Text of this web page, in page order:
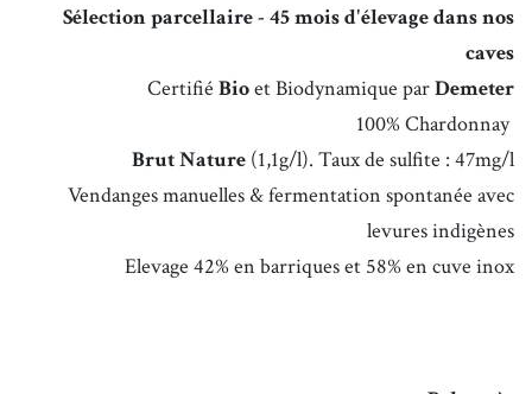
Sélection parcellaire - 45 mois d'élevage dans nos
caves
Certifié Bioet Biodynamique parDemeter
100% Chardonnay
Brut Nature (1,1g/l). Taux de sulfite : 47mg/l
Vendanges manuelles & fermentation spontanée avec
levures indigènes
Elevage 42% en barriques et 58% en cuve inox